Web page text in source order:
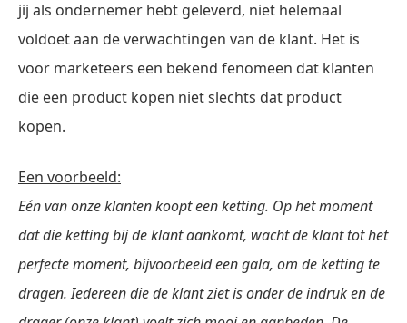
jij als ondernemer hebt geleverd, niet helemaal
voldoet aan de verwachtingen van de klant. Het is
voor marketeers een bekend fenomeen dat klanten
die een product kopen niet slechts dat product
kopen.
Een voorbeeld:
Eén van onze klanten koopt een ketting. Op het moment
dat die ketting bij de klant aankomt, wacht de klant tot het
perfecte moment, bijvoorbeeld een gala, om de ketting te
dragen. Iedereen die de klant ziet is onder de indruk en de